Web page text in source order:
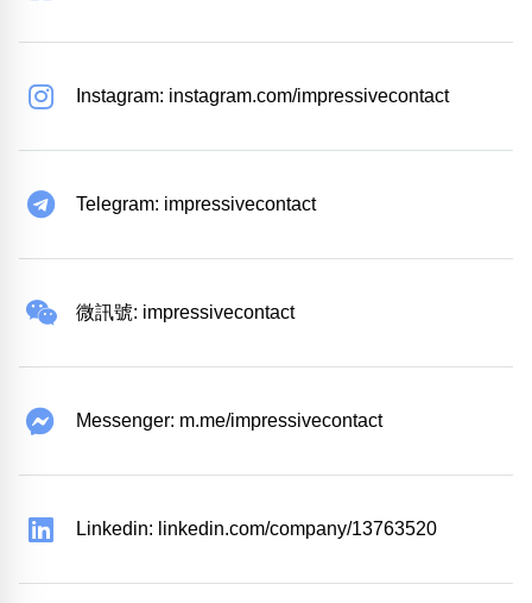
Instagram: instagram.com/impressivecontact
Telegram: impressivecontact
微訊號: impressivecontact
Messenger: m.me/impressivecontact
Linkedin: linkedin.com/company/13763520